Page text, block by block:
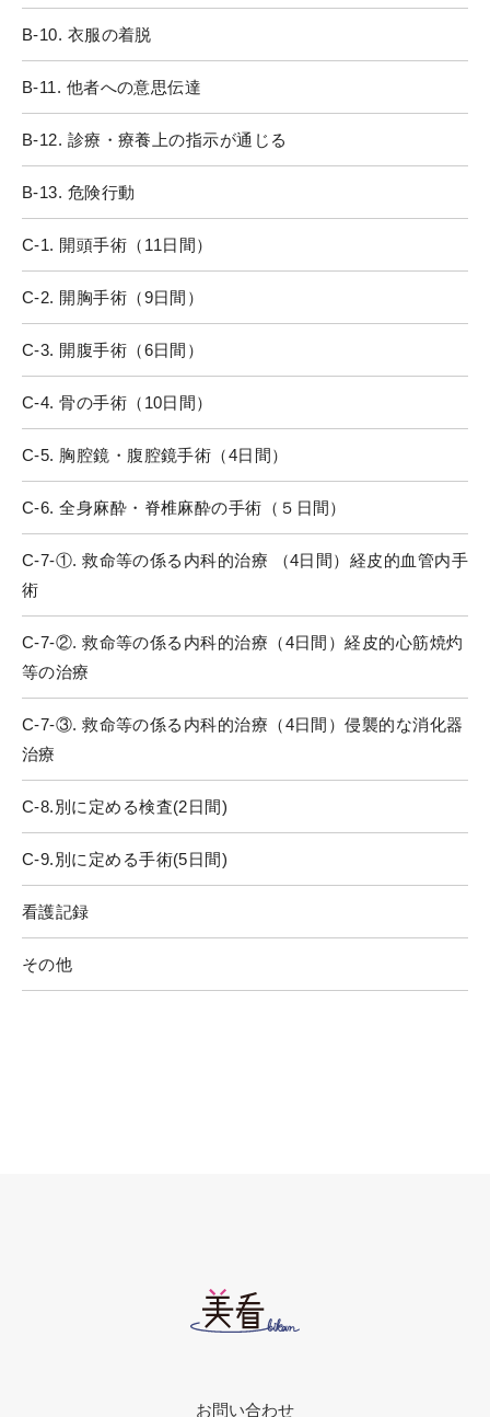
B-10. 衣服の着脱
B-11. 他者への意思伝達
B-12. 診療・療養上の指示が通じる
B-13. 危険行動
C-1. 開頭手術（11日間）
C-2. 開胸手術（9日間）
C-3. 開腹手術（6日間）
C-4. 骨の手術（10日間）
C-5. 胸腔鏡・腹腔鏡手術（4日間）
C-6. 全身麻酔・脊椎麻酔の手術（５日間）
C-7-①. 救命等の係る内科的治療 （4日間）経皮的血管内手
術
C-7-②. 救命等の係る内科的治療（4日間）経皮的心筋焼灼
等の治療
C-7-③. 救命等の係る内科的治療（4日間）侵襲的な消化器
治療
C-8.別に定める検査(2日間)
C-9.別に定める手術(5日間)
看護記録
その他
お問い合わせ